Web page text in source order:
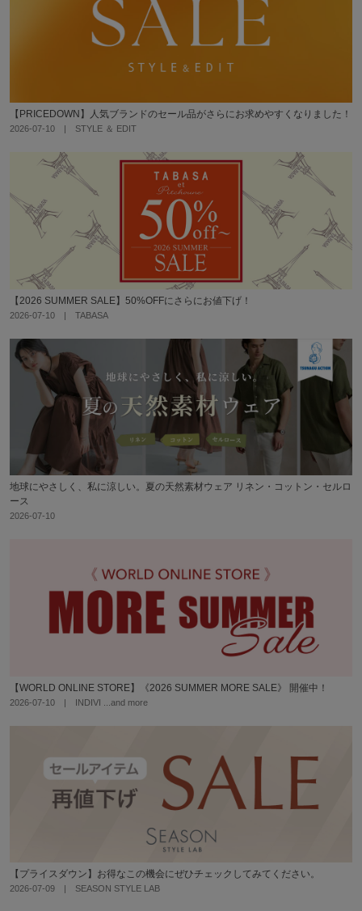
【PRICEDOWN】人気ブランドのセール品がさらにお求めやすくなりました！
2026-07-10 | STYLE ＆ EDIT
【2026 SUMMER SALE】50%OFFにさらにお値下げ！
2026-07-10 | TABASA
地球にやさしく、私に涼しい。夏の天然素材ウェア リネン・コットン・セルロ
ース
2026-07-10
【WORLD ONLINE STORE】《2026 SUMMER MORE SALE》 開催中！
2026-07-10 | INDIVI
【プライスダウン】お得なこの機会にぜひチェックしてみてください。
2026-07-09 | SEASON STYLE LAB